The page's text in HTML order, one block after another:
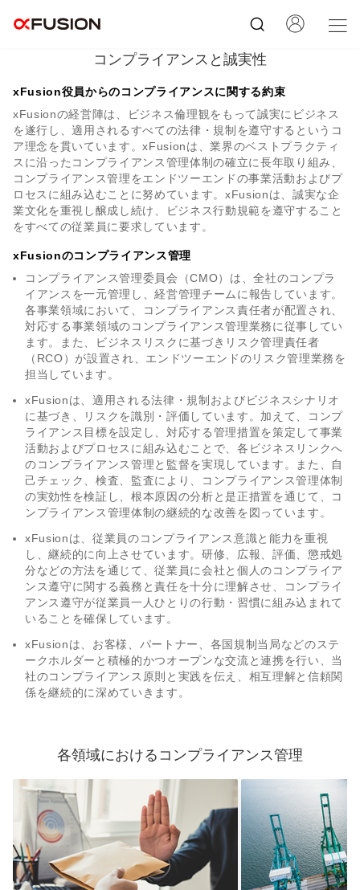
コンプライアンスと誠実性
xFusion役員からのコンプライアンスに関する約束
xFusionの経営陣は、ビジネス倫理観をもって誠実にビジネス
を遂行し、適用されるすべての法律・規制を遵守するというコ
ア理念を貫いています。xFusionは、業界のベストプラクティ
スに沿ったコンプライアンス管理体制の確立に長年取り組み、
コンプライアンス管理をエンドツーエンドの事業活動およびプ
ロセスに組み込むことに努めています。xFusionは、誠実な企
業文化を重視し醸成し続け、ビジネス行動規範を遵守すること
をすべての従業員に要求しています。
xFusionのコンプライアンス管理
コンプライアンス管理委員会（CMO）は、全社のコンプラ
イアンスを一元管理し、経営管理チームに報告しています。
各事業領域において、コンプライアンス責任者が配置され、
対応する事業領域のコンプライアンス管理業務に従事してい
ます。また、ビジネスリスクに基づきリスク管理責任者
（RCO）が設置され、エンドツーエンドのリスク管理業務を
担当しています。
xFusionは、適用される法律・規制およびビジネスシナリオ
に基づき、リスクを識別・評価しています。加えて、コンプ
ライアンス目標を設定し、対応する管理措置を策定して事業
活動およびプロセスに組み込むことで、各ビジネスリンクへ
のコンプライアンス管理と監督を実現しています。また、自
己チェック、検査、監査により、コンプライアンス管理体制
の実効性を検証し、根本原因の分析と是正措置を通じて、コ
ンプライアンス管理体制の継続的な改善を図っています。
xFusionは、従業員のコンプライアンス意識と能力を重視
し、継続的に向上させています。研修、広報、評価、懲戒処
分などの方法を通じて、従業員に会社と個人のコンプライア
ンス遵守に関する義務と責任を十分に理解させ、コンプライ
アンス遵守が従業員一人ひとりの行動・習慣に組み込まれて
いることを確保しています。
xFusionは、お客様、パートナー、各国規制当局などのステ
ークホルダーと積極的かつオープンな交流と連携を行い、当
社のコンプライアンス原則と実践を伝え、相互理解と信頼関
係を継続的に深めていきます。
各領域におけるコンプライアンス管理